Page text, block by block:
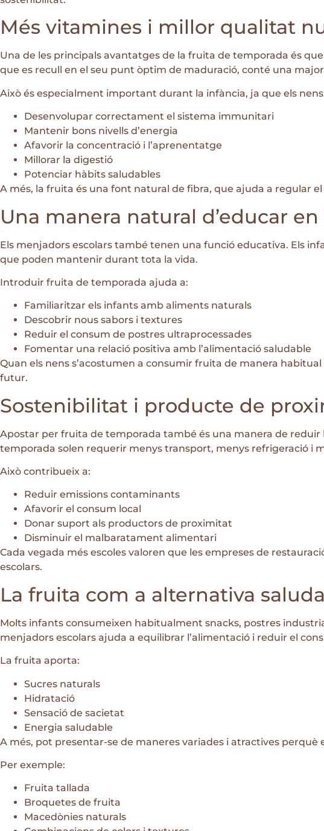
Més vitamines i millor qualitat
Una de les principals avantatges de la fruita de temporada és
que es recull en el seu punt òptim de maduració, conté una
Això és especialment important durant la infància, ja que els
Desenvolupar correctament el sistema immunitari
Mantenir bons nivells d’energia
Afavorir la concentració i l’aprenentatge
Millorar la digestió
Potenciar hàbits saludables
A més, la fruita és una font natural de fibra, que ajuda a regular
Una manera natural d’educar
Els menjadors escolars també tenen una funció educativa. Els
que poden mantenir durant tota la vida.
Introduir fruita de temporada ajuda a:
Familiaritzar els infants amb aliments naturals
Descobrir nous sabors i textures
Reduir el consum de postres ultraprocessades
Fomentar una relació positiva amb l’alimentació saludable
Quan els nens s’acostumen a consumir fruita de manera
futur.
Sostenibilitat i producte de
Apostar per fruita de temporada també és una manera de
temporada solen requerir menys transport, menys refrigeració i
Això contribueix a:
Reduir emissions contaminants
Afavorir el consum local
Donar suport als productors de proximitat
Disminuir el malbaratament alimentari
Cada vegada més escoles valoren que les empreses de
escolars.
La fruita com a alternativa
Molts infants consumeixen habitualment snacks, postres
menjadors escolars ajuda a equilibrar l’alimentació i reduir el
La fruita aporta:
Sucres naturals
Hidratació
Sensació de sacietat
Energia saludable
A més, pot presentar-se de maneres variades i atractives
Per exemple:
Fruita tallada
Broquetes de fruita
Macedònies naturals